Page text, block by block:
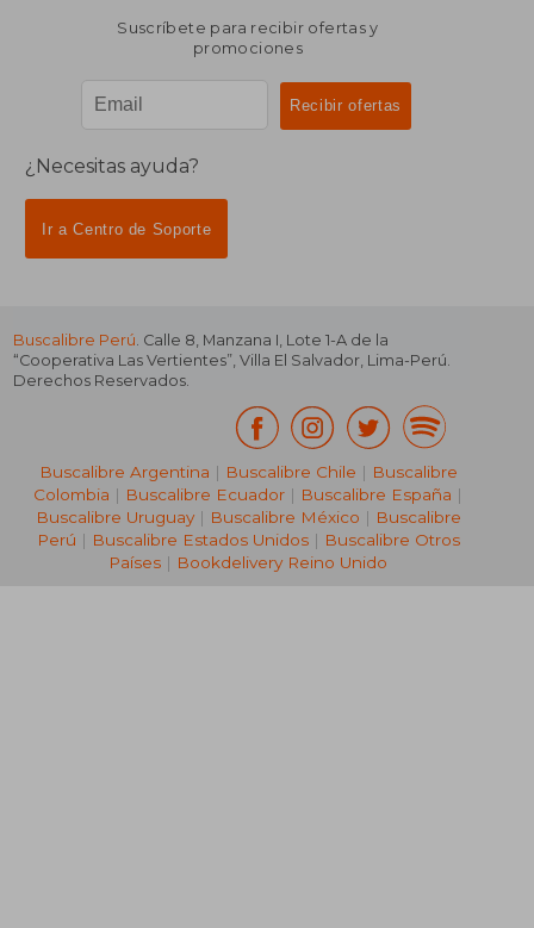
Suscríbete para recibir ofertas y
promociones
¿Necesitas ayuda?
Ir a Centro de Soporte
Buscalibre Perú. Calle 8, Manzana I, Lote 1-A de la
“Cooperativa Las Vertientes”, Villa El Salvador, Lima-Perú.
Derechos Reservados.
Buscalibre Argentina | Buscalibre Chile | Buscalibre
Colombia | Buscalibre Ecuador | Buscalibre España |
Buscalibre Uruguay| Buscalibre México | Buscalibre
Perú | Buscalibre Estados Unidos| Buscalibre Otros
Países | Bookdelivery Reino Unido